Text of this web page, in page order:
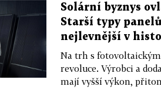
Solární byznys
Starší typy
nejlevnější v
Na trh s
revoluce. Výrobci a
mají vyšší výkon,